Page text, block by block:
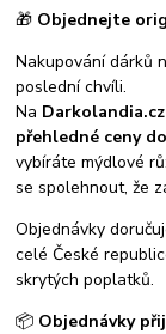
🎁 Objednejte
Nakupování dárků
poslední chvíli.
Na Darkolandia.cz
přehledné ceny
vybíráte mýdlové
se spolehnout, že
Objednávky
celé České
skrytých poplatků.
📦 Objednávky